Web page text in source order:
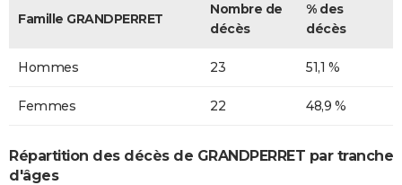
Famille GRANDPERRET
Nombre de
décès
% des
décès
Hommes 23 51,1 %
Femmes 22 48,9 %
Répartition des décès de GRANDPERRET par tranche
d'âges